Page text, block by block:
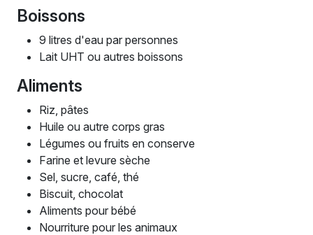
Boissons
9 litres d'eau par personnes
Lait UHT ou autres boissons
Aliments
Riz, pâtes
Huile ou autre corps gras
Légumes ou fruits en conserve
Farine et levure sèche
Sel, sucre, café, thé
Biscuit, chocolat
Aliments pour bébé
Nourriture pour les animaux